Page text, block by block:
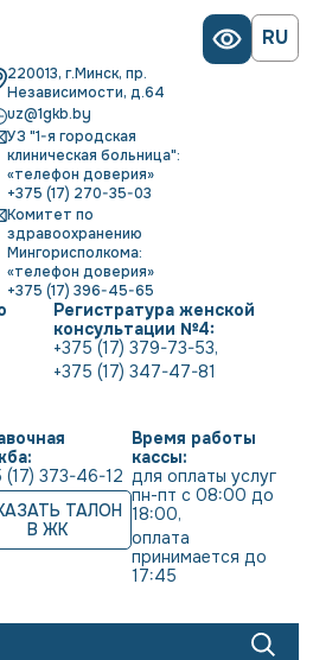
RU
220013, г.Минск, пр.
Независимости, д.64
uz@1gkb.by
УЗ "1-я городская
клиническая больница":
«телефон доверия»
+375 (17) 270-35-03
Комитет по
здравоохранению
Мингорисполкома:
«телефон доверия»
+375 (17) 396-45-65
Регистратура женской
консультации №4:
+375 (17) 379-73-53,
+375 (17) 347-47-81
(17) 373-46-12
ТАЛОН
В ЖК
Время работы
кассы:
для оплаты услуг
пн-пт с 08:00 до
18:00,
оплата
принимается до
17:45